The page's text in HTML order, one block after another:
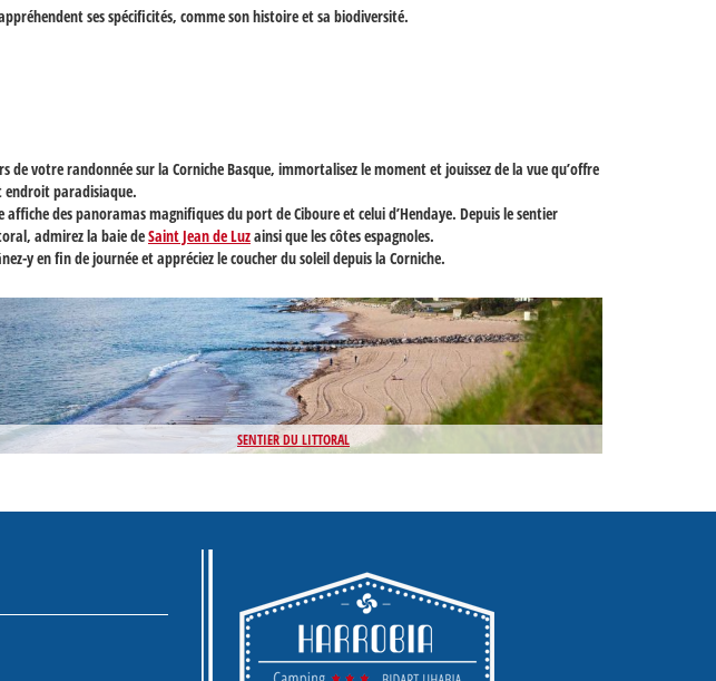
ses spécificités, comme son histoire et sa biodiversité.
de votrerandonnée sur la Corniche Basque, immortalisez le moment et jouissez de la vue qu’offre
endroit paradisiaque.
affiche des panoramas magnifiques du port de Ciboure et celui d’Hendaye. Depuis le sentier
admirez la baie deSaint Jean de Luzainsi que les côtes espagnoles.
y en fin de journée et appréciez le coucher du soleil depuis la Corniche.
SENTIER DU LITTORAL